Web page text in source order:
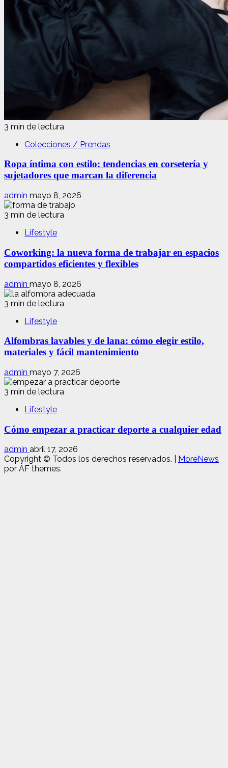
3 min de lectura
Colecciones / Prendas
Ropa íntima con estilo: tendencias en corsetería y
sujetadores que marcan la diferencia
admin mayo 8, 2026
3 min de lectura
Lifestyle
Coworking: la nueva forma de trabajar en espacios
compartidos eficientes y flexibles
admin mayo 8, 2026
3 min de lectura
Lifestyle
Alfombras lavables y de lana: cómo elegir estilo,
materiales y fácil mantenimiento
admin mayo 7, 2026
3 min de lectura
Lifestyle
Cómo empezar a practicar deporte a cualquier edad
admin abril 17, 2026
Copyright © Todos los derechos reservados.
MoreNews
por AF themes.